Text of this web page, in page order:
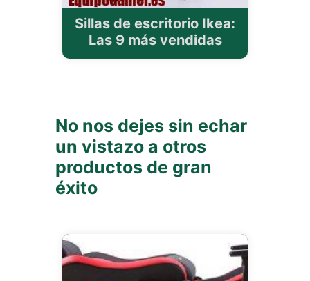
Sillas de escritorio Ikea:
Las 9 más vendidas
No nos dejes sin echar
un vistazo a otros
productos de gran
éxito